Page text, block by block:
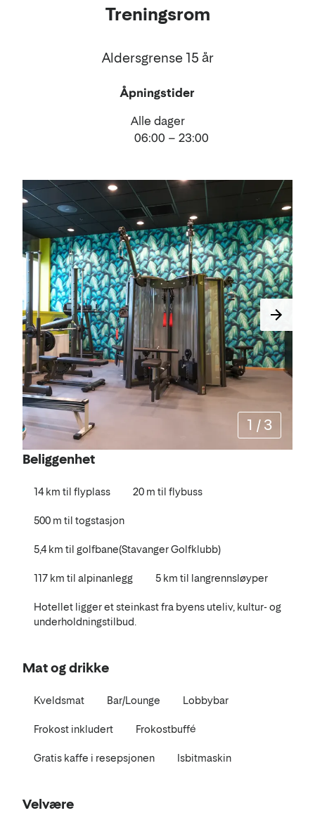
Treningsrom
Aldersgrense 15 år
Åpningstider
Alle dager
06:00 – 23:00
1 / 3
Beliggenhet
14 km til flyplass 20 m til flybuss
500 m til togstasjon
5,4 km til golfbane(Stavanger Golfklubb)
117 km til alpinanlegg 5 km til langrennsløyper
Hotellet ligger et steinkast fra byens uteliv, kultur- og
underholdningstilbud.
Mat og drikke
Kveldsmat Bar/Lounge Lobbybar
Frokost inkludert Frokostbuffé
Gratis kaffe i resepsjonen Isbitmaskin
Velvære